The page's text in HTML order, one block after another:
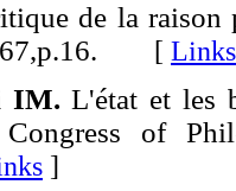
de la raison
[ Links
IM.L'état et les
Congress of
]